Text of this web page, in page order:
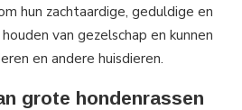
hun zachtaardige, geduldige en
van gezelschap en kunnen
en andere huisdieren.
grote hondenrassen